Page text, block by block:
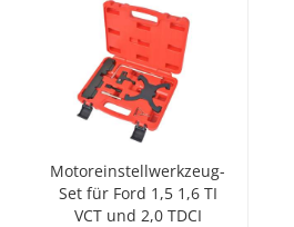
Motoreinstellwerkzeug-
Set für Ford 1,5 1,6 TI
VCT und 2,0 TDCI